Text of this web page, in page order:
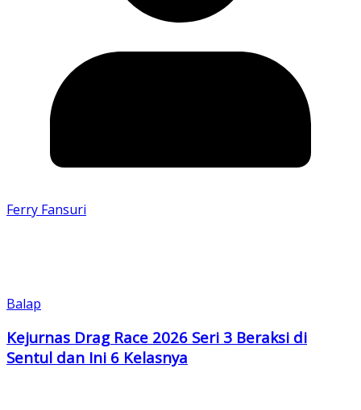
Ferry Fansuri
Balap
Kejurnas Drag Race 2026 Seri 3 Beraksi di
Sentul dan Ini 6 Kelasnya